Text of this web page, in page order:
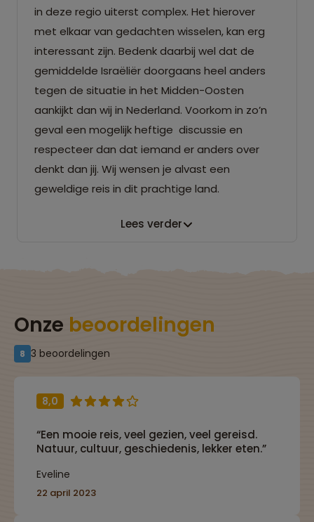
in deze regio uiterst complex. Het hierover
met elkaar van gedachten wisselen, kan erg
interessant zijn. Bedenk daarbij wel dat de
gemiddelde Israëliër doorgaans heel anders
tegen de situatie in het Midden-Oosten
aankijkt dan wij in Nederland. Voorkom in zo’n
geval een mogelijk heftige discussie en
respecteer dan dat iemand er anders over
denkt dan jij. Wij wensen je alvast een
geweldige reis in dit prachtige land.
Lees verder
Onze beoordelingen
8 3 beoordelingen
8,0
“Een mooie reis, veel gezien, veel gereisd.
Natuur, cultuur, geschiedenis, lekker eten.”
Eveline
22 april 2023